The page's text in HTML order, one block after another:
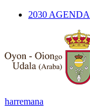
2030 AGENDA
harremana